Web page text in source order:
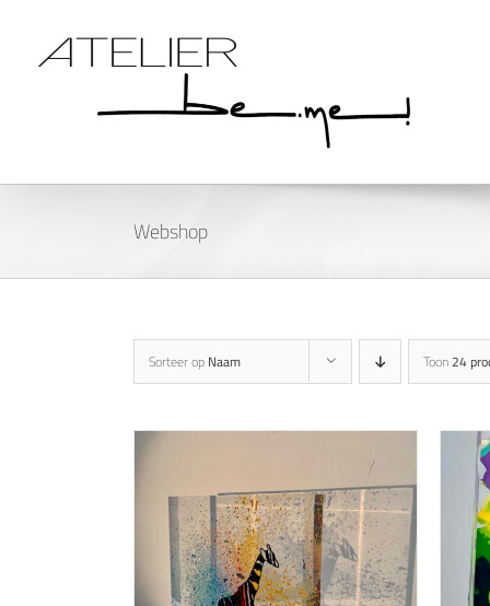
Webshop
Sorteer op Naam Toon24
TOEVOEGEN AAN WINKELWAGEN
/
DETAILS